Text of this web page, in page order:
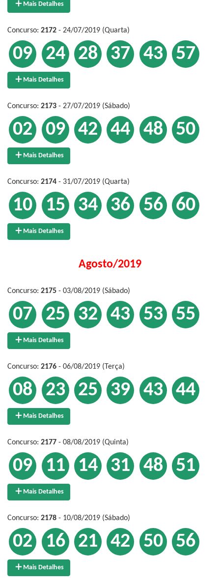
Mais Detalhes
Concurso: 2172 - 24/07/2019 (Quarta)
09 24 28 37 43 57
Mais Detalhes
Concurso: 2173 - 27/07/2019 (Sábado)
02 09 42 44 48 50
Mais Detalhes
Concurso: 2174 - 31/07/2019 (Quarta)
10 15 34 36 56 60
Mais Detalhes
Agosto/2019
Concurso: 2175 - 03/08/2019 (Sábado)
07 25 32 43 53 55
Mais Detalhes
Concurso: 2176 - 06/08/2019 (Terça)
08 23 25 39 43 44
Mais Detalhes
Concurso: 2177 - 08/08/2019 (Quinta)
09 11 14 31 48 51
Mais Detalhes
Concurso: 2178 - 10/08/2019 (Sábado)
02 16 21 42 50 56
Mais Detalhes